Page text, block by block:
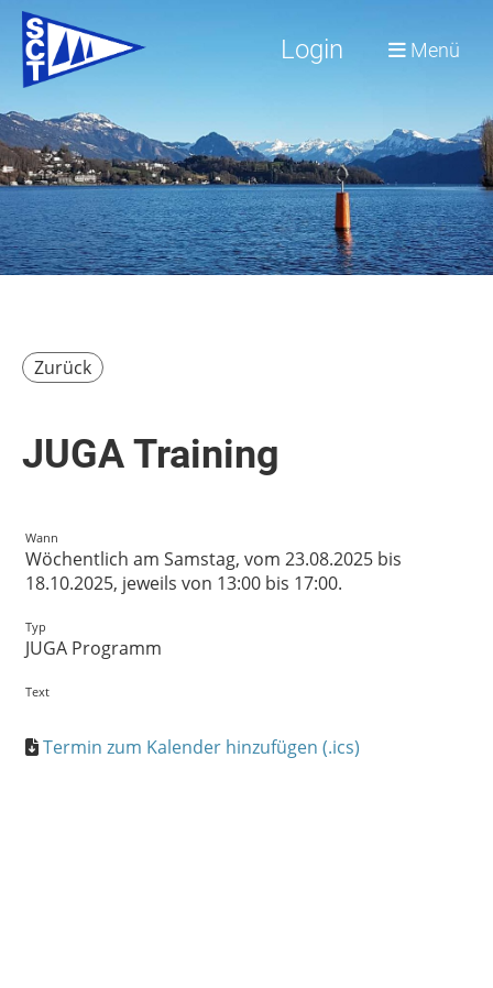
Login Menü
Zurück
JUGA Training
Wann
Wöchentlich am Samstag, vom 23.08.2025 bis
18.10.2025, jeweils von 13:00 bis 17:00.
Typ
JUGA Programm
Text
Termin zum Kalender hinzufügen (.ics)